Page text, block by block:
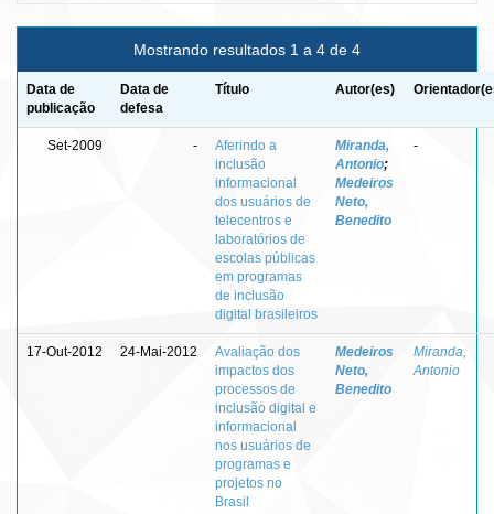
Mostrando resultados 1 a 4 de 4
Data de
publicação
Data de
defesa
Título Autor(es)
Set-2009 -
Aferindo a
inclusão
informacional
dos usuários de
telecentros e
laboratórios de
escolas públicas
em programas
de inclusão
digital brasileiros
Miranda,
Antonio;
Medeiros
Neto,
Benedito
-
17-Out-2012 24-Mai-2012
Avaliação dos
impactos dos
processos de
inclusão digital e
informacional
nos usuários de
programas e
projetos no
Brasil
Medeiros
Neto,
Benedito
Miranda,
Antonio